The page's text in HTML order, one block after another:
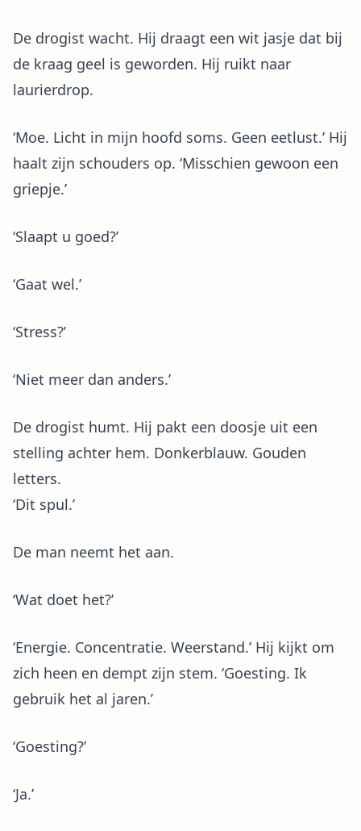
De drogist wacht. Hij draagt een wit jasje dat bij
de kraag geel is geworden. Hij ruikt naar
laurierdrop.
‘Moe. Licht in mijn hoofd soms. Geen eetlust.’ Hij
haalt zijn schouders op. ‘Misschien gewoon een
griepje.’
‘Slaapt u goed?’
‘Gaat wel.’
‘Stress?’
‘Niet meer dan anders.’
De drogist humt. Hij pakt een doosje uit een
stelling achter hem. Donkerblauw. Gouden
letters.
‘Dit spul.’
De man neemt het aan.
‘Wat doet het?’
‘Energie. Concentratie. Weerstand.’ Hij kijkt om
zich heen en dempt zijn stem. ‘Goesting. Ik
gebruik het al jaren.’
‘Goesting?’
‘Ja.’